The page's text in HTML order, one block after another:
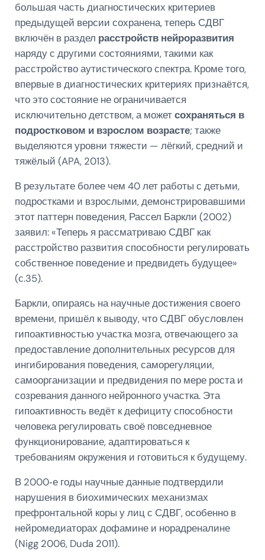
большая часть диагностических критериев
предыдущей версии сохранена, теперь СДВГ
включён в раздел расстройств нейроразвития
наряду с другими состояниями, такими как
расстройство аутистического спектра. Кроме того,
впервые в диагностических критериях признаётся,
что это состояние не ограничивается
исключительно детством, а можетсохраняться в
подростковом и взрослом возрасте; также
выделяются уровни тяжести — лёгкий, средний и
тяжёлый (APA, 2013).
В результате более чем 40 лет работы с детьми,
подростками и взрослыми, демонстрировавшими
этот паттерн поведения, Рассел Баркли (2002)
заявил: «Теперь я рассматриваю СДВГ как
расстройство развития способности регулировать
собственное поведение и предвидеть будущее»
(с.35).
Баркли, опираясь на научные достижения своего
времени, пришёл к выводу, что СДВГ обусловлен
гипоактивностью участка мозга, отвечающего за
предоставление дополнительных ресурсов для
ингибирования поведения, саморегуляции,
самоорганизации и предвидения по мере роста и
созревания данного нейронного участка. Эта
гипоактивность ведёт к дефициту способности
человека регулировать своё повседневное
функционирование, адаптироваться к
требованиям окружения и готовиться к будущему.
В 2000‑е годы научные данные подтвердили
нарушения в биохимических механизмах
префронтальной коры у лиц с СДВГ, особенно в
нейромедиаторах дофамине и норадреналине
(Nigg 2006, Duda 2011).